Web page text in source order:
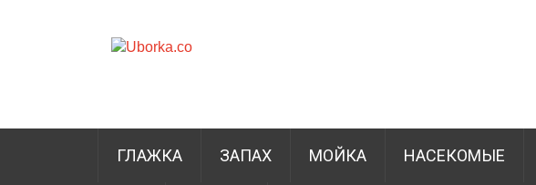
ГЛАЖКА ЗАПАХ МОЙКА НАСЕКОМЫЕ